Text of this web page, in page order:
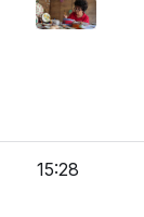
15:28